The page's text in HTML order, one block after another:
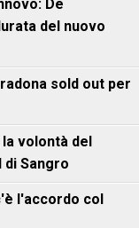
De
del nuovo
sold out per
volontà del
Sangro
l'accordo col